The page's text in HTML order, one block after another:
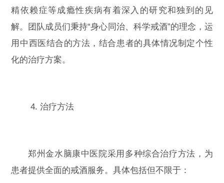
精依赖症等成瘾性疾病有着深入的研究和独到的见
解。团队成员们秉持“身心同治、科学戒酒”的理念，运
用中西医结合的方法，结合患者的具体情况制定个性
化的治疗方案。
4. 治疗方法
郑州金水脑康中医院采用多种综合治疗方法，为
患者提供全面的戒酒服务。具体包括但不限于：